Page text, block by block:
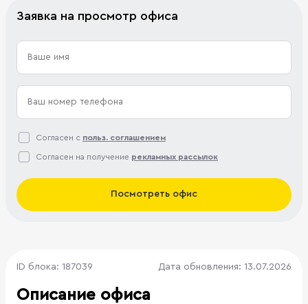
Заявка на просмотр офиса
Согласен с польз. соглашением
Согласен на получение рекламных рассылок
Посмотреть офис
ID блока: 187039 Дата обновления: 13.07.2026
Описание офиса